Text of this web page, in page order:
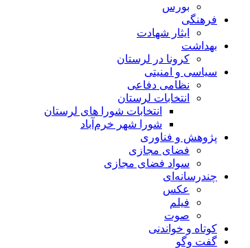
بورس
فرهنگی
ایثار شهادت
بهداشت
کرونا در لرستان
سیاسی و امنیتی
نظامی دفاعی
انتخابات لرستان
انتخابات شورا های لرستان
شورا شهر خرم‌آباد
پژوهش و فناوری
فضای مجازی
سواد فضای مجازی
چندرسانه‌ای
عكس
فیلم
صوت
کوتاه و خواندنی
گفت وگو